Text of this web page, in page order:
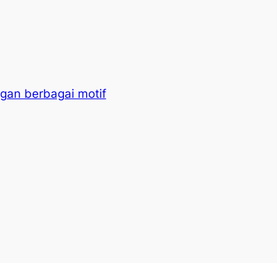
berbagai motif